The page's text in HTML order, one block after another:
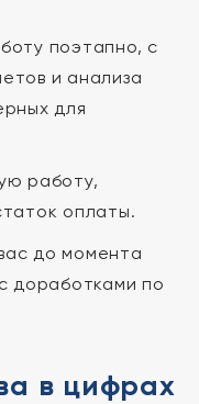
поэтапно, с
и анализа
для
работу,
оплаты.
до момента
доработками по
в цифрах